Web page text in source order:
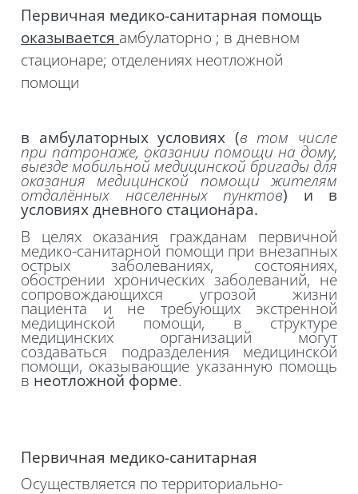
Первичная медико-санитарная помощь
оказывается амбулаторно ; в дневном
стационаре; отделениях неотложной
помощи
в амбулаторных условиях (в том числе
при патронаже, оказании помощи на дому,
выезде мобильной медицинской бригады для
оказания медицинской помощи жителям
отдалённых населенных пунктов) и в
условиях дневного стационара.
В целях оказания гражданам первичной
медико-санитарной помощи при внезапных
острых заболеваниях, состояниях,
обострении хронических заболеваний, не
сопровождающихся угрозой жизни
пациента и не требующих экстренной
медицинской помощи, в структуре
медицинских организаций могут
создаваться подразделения медицинской
помощи, оказывающие указанную помощь
в неотложной форме.
Первичная медико-санитарная
Осуществляется по территориально-